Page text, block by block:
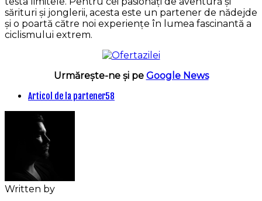
sărituri și jonglerii, acesta este un partener de nădejde
și o poartă către noi experiențe în lumea fascinantă a
ciclismului extrem.
Urmărește-ne și pe Google News
Articol de la partener58
Written by